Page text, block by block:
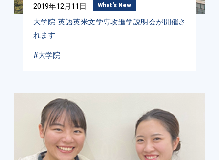
2019年12月11日 What's New
大学院 英語英米文学専攻進学説明会が開催さ
れます
#大学院